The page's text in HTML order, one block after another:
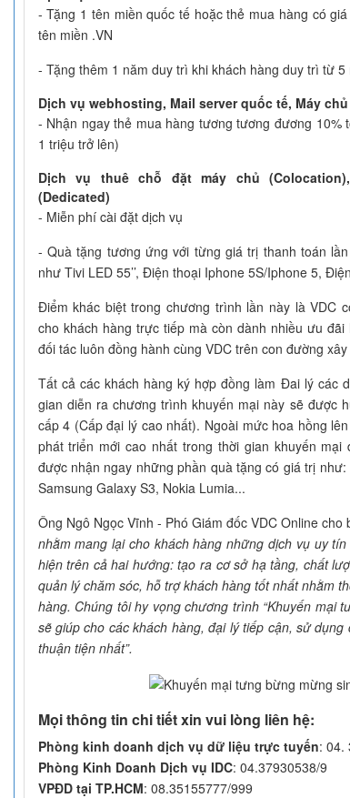
- Tặng 1 tên miền quốc tế hoặc thẻ mua hàng có
tên miền .VN
- Tặng thêm 1 năm duy trì khi khách hàng duy trì từ 5
Dịch vụ webhosting, Mail server quốc tế, Máy chủ
- Nhận ngay thẻ mua hàng tương tương đương 10%
1 triệu trở lên)
Dịch vụ thuê chỗ đặt máy chủ
(Dedicated)
- Miễn phí cài đặt dịch vụ
- Quà tặng tương ứng với từng giá trị thanh toán
như Tivi LED 55’’, Điện thoại Iphone 5S/Iphone 5,
Điểm khác biệt trong chương trình lần này là VDC
cho khách hàng trực tiếp mà còn dành nhiều ưu
đối tác luôn đồng hành cùng VDC trên con đường
Tất cả các khách hàng ký hợp đồng làm Đai lý các
gian diễn ra chương trình khuyến mại này sẽ được
cấp 4 (Cấp đại lý cao nhất). Ngoài mức hoa hồng
phát triển mới cao nhất trong thời gian khuyến
được nhận ngay những phần quà tặng có giá trị
Samsung Galaxy S3, Nokia Lumia...
Ông Ngô Ngọc Vĩnh - Phó Giám đốc VDC Online cho
nhằm mang lại cho khách hàng những dịch vụ uy
hiện trên cả hai hướng: tạo ra cơ sở hạ tầng, chất
quản lý chăm sóc, hỗ trợ khách hàng tốt nhất nhằm
hàng. Chúng tôi hy vọng chương trình “Khuyến mại
sẽ giúp cho các khách hàng, đại lý tiếp cận, sử
thuận tiện nhất”.
Mọi thông tin chi tiết xin vui lòng liên hệ:
Phòng kinh doanh dịch vụ dữ liệu trực tuyến: 04.
Phòng Kinh Doanh Dịch vụ IDC: 04.37930538/9
VPĐD tại TP.HCM: 08.35155777/999